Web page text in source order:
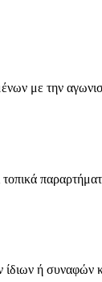
με την
ή συναφών